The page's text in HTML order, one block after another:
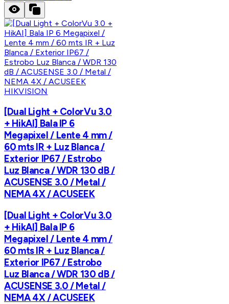
HIKVISION
[Dual Light + ColorVu 3.0
+ HikAI] Bala IP 6
Megapixel / Lente 4 mm /
60 mts IR + Luz Blanca /
Exterior IP67 / Estrobo
Luz Blanca / WDR 130 dB /
ACUSENSE 3.0 / Metal /
NEMA 4X / ACUSEEK
[Dual Light + ColorVu 3.0
+ HikAI] Bala IP 6
Megapixel / Lente 4 mm /
60 mts IR + Luz Blanca /
Exterior IP67 / Estrobo
Luz Blanca / WDR 130 dB /
ACUSENSE 3.0 / Metal /
NEMA 4X / ACUSEEK